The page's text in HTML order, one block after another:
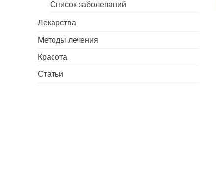
Список заболеваний
Лекарства
Методы лечения
Красота
Статьи